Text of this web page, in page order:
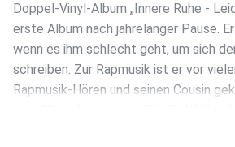
Doppel-Vinyl-Album „Innere Ruhe -
erste Album nach jahrelanger Pause.
wenn es ihm schlecht geht, um sich
schreiben. Zur Rapmusik ist er vor
Rapmusik-Hören und seinen Cousin